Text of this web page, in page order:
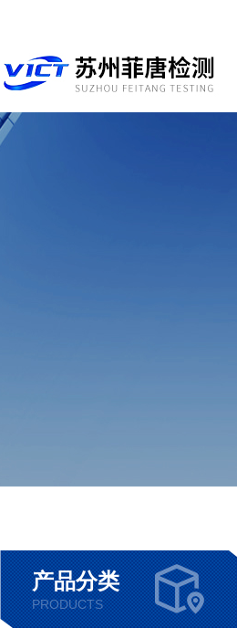
产品分类
PRODUCTS